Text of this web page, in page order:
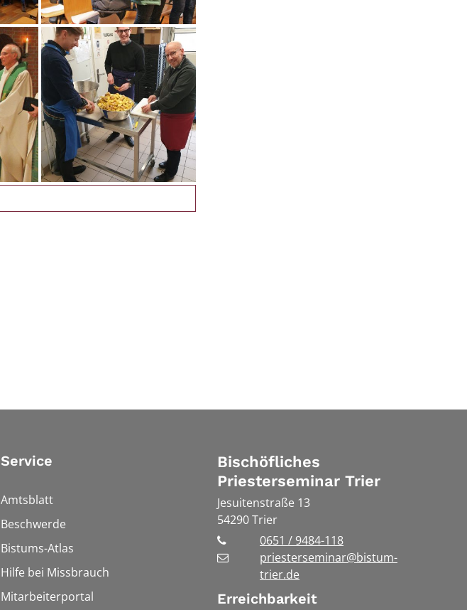
Service
Amtsblatt
Beschwerde
Bistums-Atlas
Hilfe bei Missbrauch
Mitarbeiterportal
Bischöfliches
Priesterseminar Trier
Jesuitenstraße 13
54290Trier
0651 / 9484-118
priesterseminar@bistum-
trier.de
Erreichbarkeit